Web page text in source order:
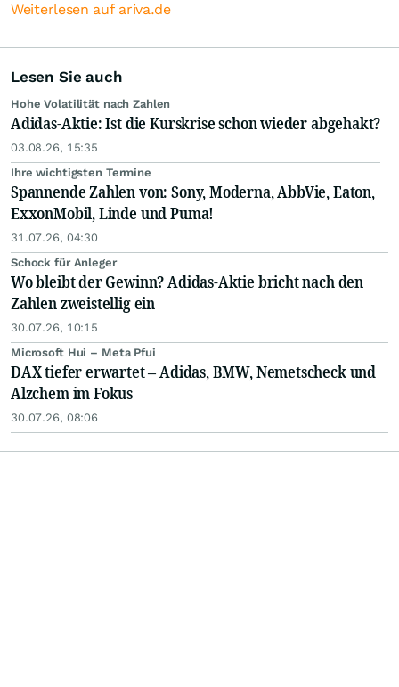
Weiterlesen auf ariva.de
Lesen Sie auch
Hohe Volatilität nach Zahlen
Adidas-Aktie: Ist die Kurskrise schon wieder abgehakt?
03.08.26, 15:35
Ihre wichtigsten Termine
Spannende Zahlen von: Sony, Moderna, AbbVie, Eaton,
ExxonMobil, Linde und Puma!
31.07.26, 04:30
Schock für Anleger
Wo bleibt der Gewinn? Adidas-Aktie bricht nach den
Zahlen zweistellig ein
30.07.26, 10:15
Microsoft Hui – Meta Pfui
DAX tiefer erwartet – Adidas, BMW, Nemetscheck und
Alzchem im Fokus
30.07.26, 08:06